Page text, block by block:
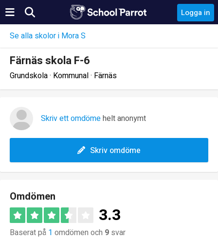
Logga in
Se alla skolor i Mora S
Färnäs skola F-6
Grundskola · Kommunal · Färnäs
Skriv ett omdömehelt anonymt
Skriv omdöme
Omdömen
3.3
Baserat på 1 omdömen och 9 svar